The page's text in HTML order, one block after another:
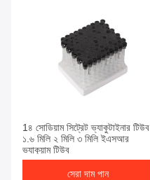
1৪ সোডিয়াম সিট্রেট ভ্যাকুটাইনার টিউব
১.৬ মিলি ২ মিলি ৩ মিলি ইএসআর
ভ্যাকুয়াম টিউব
সেরা দাম পান